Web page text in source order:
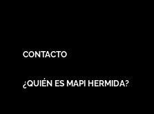
CONTACTO
¿QUIÉN ES MAPI HERMIDA?